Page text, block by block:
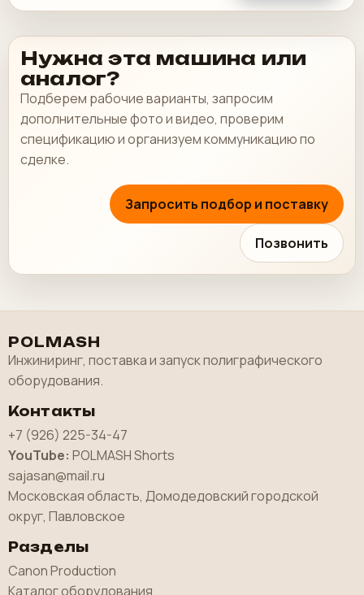
Нужна эта машина или
аналог?
Подберем рабочие варианты, запросим
дополнительные фото и видео, проверим
спецификацию и организуем коммуникацию по
сделке.
Запросить подбор и поставку
Позвонить
POLMASH
Инжиниринг, поставка и запуск полиграфического
оборудования.
Контакты
+7 (926) 225-34-47
YouTube: POLMASH Shorts
sajasan@mail.ru
Московская область, Домодедовский городской
округ, Павловское
Разделы
Canon Production
Каталог оборудования